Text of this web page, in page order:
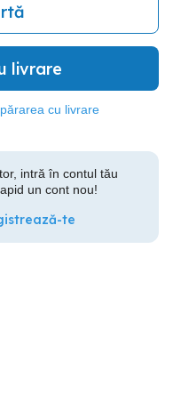
livrare
cu livrare
intră în contul tău
un cont nou!
te